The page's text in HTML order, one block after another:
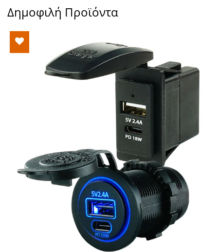
Δημοφιλή Προϊόντα